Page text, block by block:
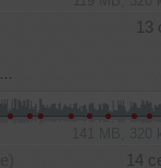
13
14